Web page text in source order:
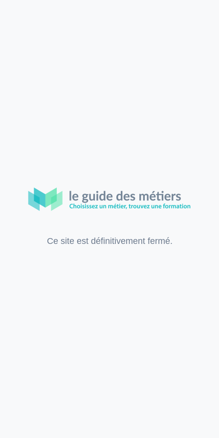
Ce site est définitivement fermé.